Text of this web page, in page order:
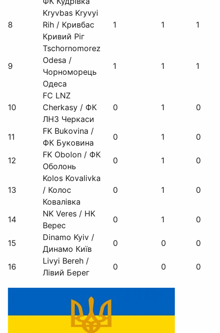
8
Kryvbas Kryvyi
Rih / Кривбас
Кривий Ріг
1 1 1
9
Tschornomorez
Odesa /
Чорноморець
Одеса
1 1 1
10
FC LNZ
Cherkasy / ФК
ЛНЗ Черкаси
0 1 0
11
FK Bukovina /
ФК Буковина
0 1 0
12
FK Obolon / ФК
Оболонь
0 1 0
13
Kolos Kovalivka
/ Колос
Ковалівка
0 1 0
14
NK Veres / НК
Верес
0 1 0
15
Dinamo Kyiv /
Динамо Київ
0 0 0
16
Livyi Bereh /
Лівий Берег
0 0 0